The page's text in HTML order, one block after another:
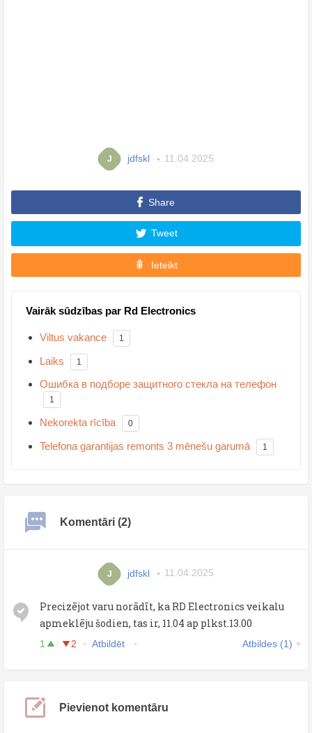
J jdfskl 11.04.2025
Share
Tweet
Ieteikt
Vairāk sūdzības par Rd Electronics
Viltus vakance 1
Laiks 1
Ошибка в подборе защитного стекла на телефон
1
Nekorekta rīcība 0
Telefona garantijas remonts 3 mēnešu garumā 1
Komentāri (2)
J jdfskl 11.04.2025
Precizējot varu norādīt, ka RD Electronics veikalu
apmeklēju šodien, tas ir, 11.04 ap plkst.13.00
1 2 Atbildēt Atbildes (1)
Pievienot komentāru